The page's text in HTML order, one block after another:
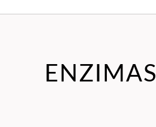
ENZIMAS